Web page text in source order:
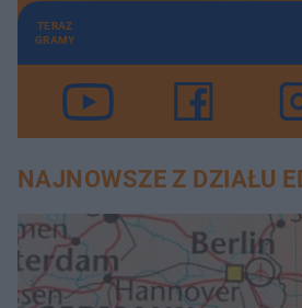
TERAZ
GRAMY
NAJNOWSZE Z DZIAŁU